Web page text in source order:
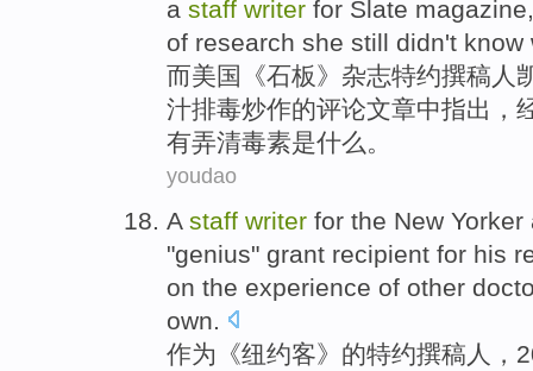
a staff writer for Slate magazine
of research she still didn't know
而美国 《石板》 杂志特约撰稿人
汁排毒炒作的评论文章中指出 ，
有弄清毒素是什么。
youdao
A staff writer for the New Yorker
"genius" grant recipient for his
on the experience of other
own
作为 《纽约客》 的特约撰稿人
，